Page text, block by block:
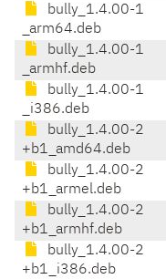
bully_1.4.00-1
_arm64.deb
bully_1.4.00-1
_armhf.deb
bully_1.4.00-1
_i386.deb
bully_1.4.00-2
+b1_amd64.deb
bully_1.4.00-2
+b1_armel.deb
bully_1.4.00-2
+b1_armhf.deb
bully_1.4.00-2
+b1_i386.deb